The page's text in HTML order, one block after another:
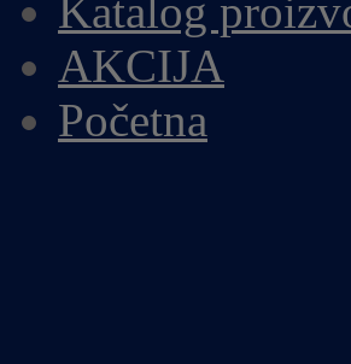
Katalog
AKCIJA
Početna